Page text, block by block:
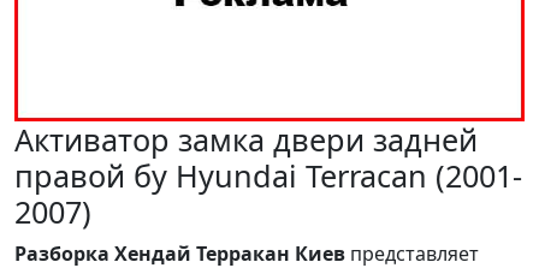
Активатор замка двери задней
правой бу Hyundai Terracan (2001-
2007)
Разборка Хендай Терракан Киев представляет